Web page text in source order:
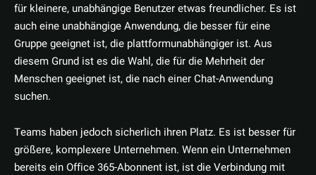
für kleinere, unabhängige Benutzer etwas freundlicher. Es ist
auch eine unabhängige Anwendung, die besser für eine
Gruppe geeignet ist, die plattformunabhängiger ist. Aus
diesem Grund ist es die Wahl, die für die Mehrheit der
Menschen geeignet ist, die nach einer Chat-Anwendung
suchen.
Teams haben jedoch sicherlich ihren Platz. Es ist besser für
größere, komplexere Unternehmen. Wenn ein Unternehmen
bereits ein Office 365-Abonnent ist, ist die Verbindung mit